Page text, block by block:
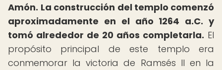
Amón. La construcción del templo comenzó
aproximadamente en el año 1264 a.C. y
tomó alrededor de 20 años completarla. El
propósito principal de este templo era
conmemorar la victoria de Ramsés II en la